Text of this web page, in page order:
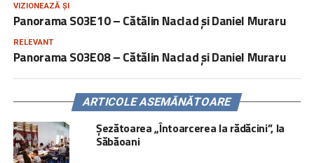
VIZIONEAZĂ ȘI
Panorama S03E10 – Cătălin Naclad și Daniel Muraru
RELEVANT
Panorama S03E08 – Cătălin Naclad și Daniel Muraru
ARTICOLE ASEMĂNĂTOARE
Șezătoarea „Întoarcerea la rădăcini”, la
Săbăoani